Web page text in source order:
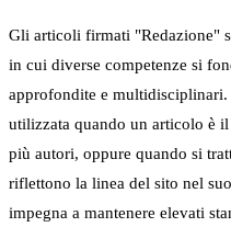
Gli articoli firmati "Redazione"
in cui diverse competenze si
approfondite e
utilizzata quando un articolo è
più autori, oppure quando si
riflettono la linea del sito nel
impegna a mantenere elevati